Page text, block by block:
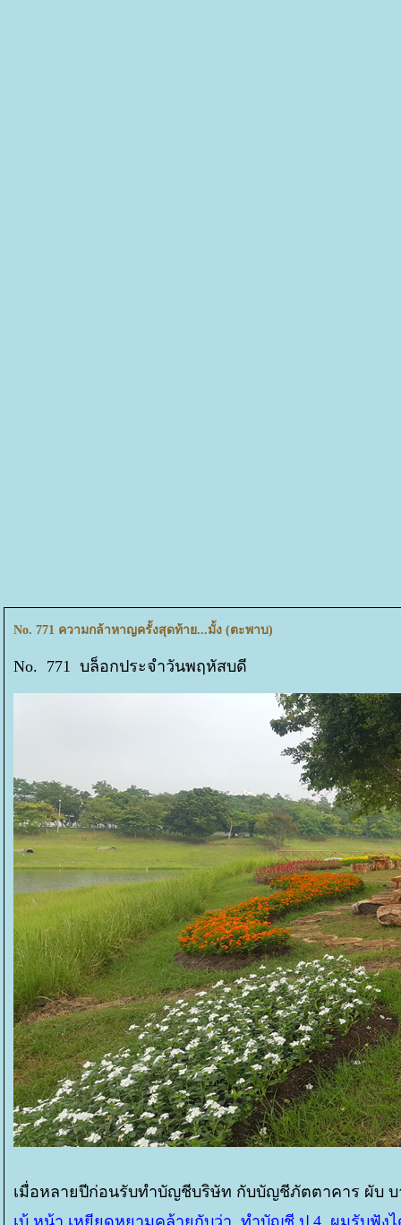
No. 771 ความกล้าหาญครั้งสุดท้าย...มั้ง (ตะพาบ)
No. 771 บล็อกประจำวันพฤหัสบดี
เมื่อหลายปีก่อนรับทำบัญชีบริษัท กับบัญชีภัตตาคาร ผับ
เบ้ หน้า เหยียดหยามคล้ายกับว่า ทำบัญชี ป.4 ผมรับฟัง